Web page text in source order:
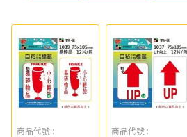
商品代號 :
商品代號 :